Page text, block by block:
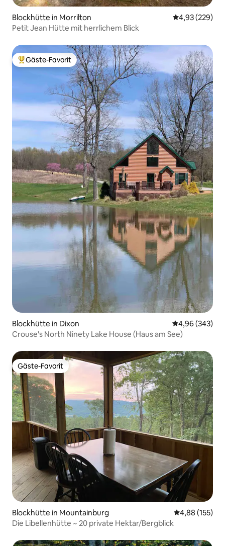
Blockhütte in Morrilton
4,93 (229)
Petit Jean Hütte mit herrlichem Blick
Beliebter Gäste-Favorit.
Gäste-Favorit
Blockhütte in Dixon
4,96 (343)
Crouse's North Ninety Lake House (Haus am See)
Gäste-Favorit
Gäste-Favorit
Blockhütte in Mountainburg
4,88 (155)
Die Libellenhütte ~ 20 private Hektar/Bergblick